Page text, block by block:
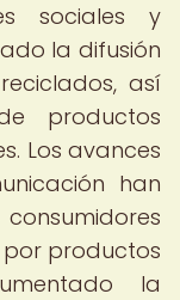
sociales y
la difusión
así
productos
Los avances
han
productos
la